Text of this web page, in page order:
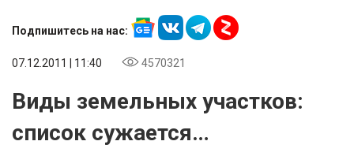
Подпишитесь на нас:
07.12.2011 | 11:40 4570321
Виды земельных участков:
список сужается…